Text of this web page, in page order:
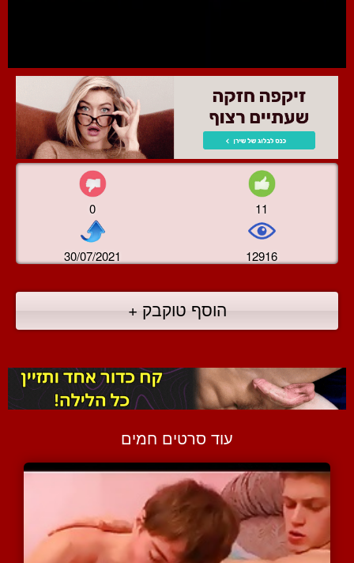
0 11
30/07/2021 12916
הוסף טוקבק +
עוד סרטים חמים